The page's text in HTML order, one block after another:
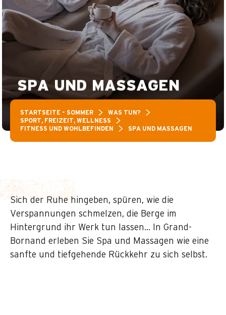
SPA UND MASSAGEN
STARTSEITE – SOMMER
WAS TUN?
SPORT, FREIZEIT, WELLNESS
FITNESS UND WOHLBEFINDEN
SPA UND MASSAGEN
Sich der Ruhe hingeben, spüren, wie die
Verspannungen schmelzen, die Berge im
Hintergrund ihr Werk tun lassen… In Grand-
Bornand erleben Sie Spa und Massagen wie eine
sanfte und tiefgehende Rückkehr zu sich selbst.